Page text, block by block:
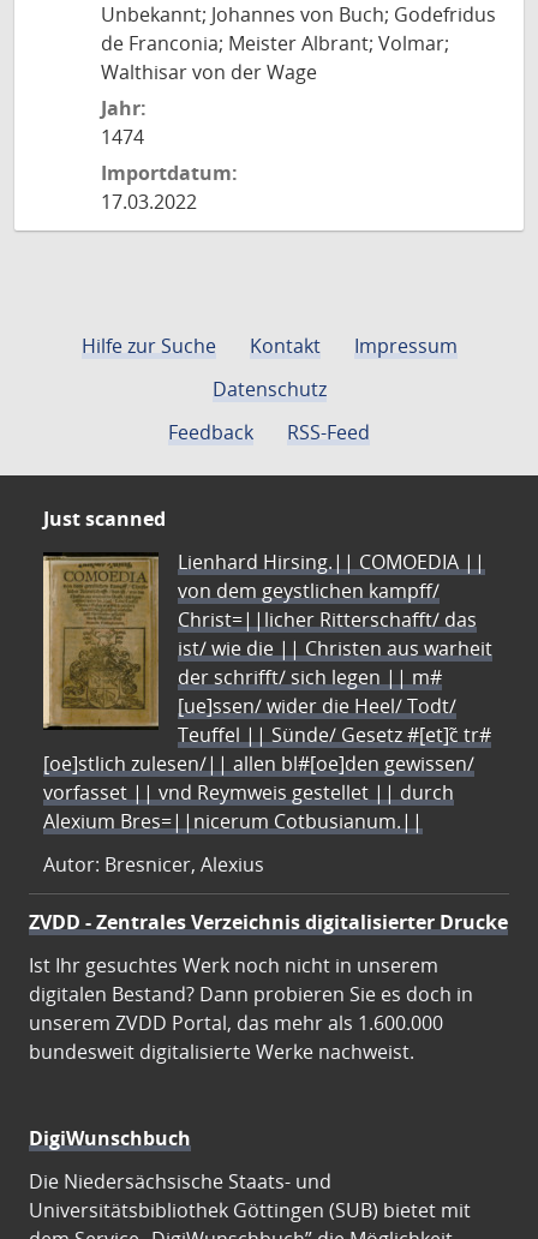
Unbekannt; Johannes von Buch; Godefridus
de Franconia; Meister Albrant; Volmar;
Walthisar von der Wage
Jahr:
1474
Importdatum:
17.03.2022
Hilfe zur Suche Kontakt
Impressum
Datenschutz
Feedback
RSS-Feed
Just scanned
Lienhard Hirsing.|| COMOEDIA ||
von dem geystlichen kampff/
Christ=||licher Ritterschafft/ das
ist/ wie die || Christen aus warheit
der schrifft/ sich legen || m#
[ue]ssen/ wider die Heel/ Todt/
Teuffel || Sünde/ Gesetz #[et]c̃ tr#
[oe]stlich zulesen/|| allen bl#[oe]den gewissen/
vorfasset || vnd Reymweis gestellet || durch
Alexium Bres=||nicerum Cotbusianum.||
Autor: Bresnicer, Alexius
ZVDD - Zentrales Verzeichnis digitalisierter Drucke
Ist Ihr gesuchtes Werk noch nicht in unserem
digitalen Bestand? Dann probieren Sie es doch in
unserem ZVDD Portal, das mehr als 1.600.000
bundesweit digitalisierte Werke nachweist.
DigiWunschbuch
Die Niedersächsische Staats- und
Universitätsbibliothek Göttingen (SUB) bietet mit